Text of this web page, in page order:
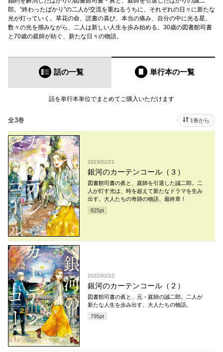
郎。“終わったばかり”の二人が交流を重ねるうちに、それぞれの日々に新たな
光が灯っていく。草花の命、読書の喜び、本当の痛み、自分の中に光る星。
数々の光を掴みながら、二人は新しい人生を歩み始める。30歳の図書館司書
と70歳の庭師が紡ぐ、新たな日々の物語。
話の一覧 単行本の一覧
話を単行本単位でまとめてご購入いただけます
全3巻 1巻から
2023/02/21
銀河のカーテンコール（３）
図書館司書の眞と、庭師を引退した誠二郎。二
人が灯す光は、時を超えて新たなドラマを生み
出す。大人たちの奇跡の物語、最終章！
825pt
2022/02/22
銀河のカーテンコール（２）
図書館司書の眞と、元・庭師の誠二郎。二人が
新たな人生を歩み出す、大人たちの物語。
795pt